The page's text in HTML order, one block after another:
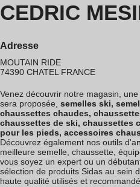
CEDRIC
Adresse
MOUTAIN RIDE
74390 CHATEL FRANCE
Venez découvrir notre magasin,
sera proposée, semelles ski,
chaussettes chaudes,
chaussettes de ski, chaussettes
pour les pieds, accessoires
Découvrez également nos outils
meilleure semelle, chaussette,
vous soyez un expert ou un
sélection de produits Sidas au sein
haute qualité utilisés et